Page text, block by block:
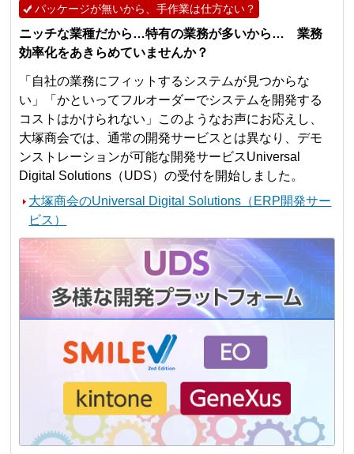
パッケージが無いから、手作業は仕方ない？
ニッチな業種だから…特有の業務が多いから… 業務
効率化をあきらめていませんか？
「自社の業務にフィットするシステムが見つからな
い」「かといってフルオーダーでシステムを開発する
コストはかけられない」このようなお声にお応えし、
大塚商会では、通常の開発サービスとは異なり、デモ
ンストレーションが可能な開発サービスUniversal
Digital Solutions（UDS）の受付を開始しました。
大塚商会のUniversal Digital Solutions（ERP開発サー
ビス）